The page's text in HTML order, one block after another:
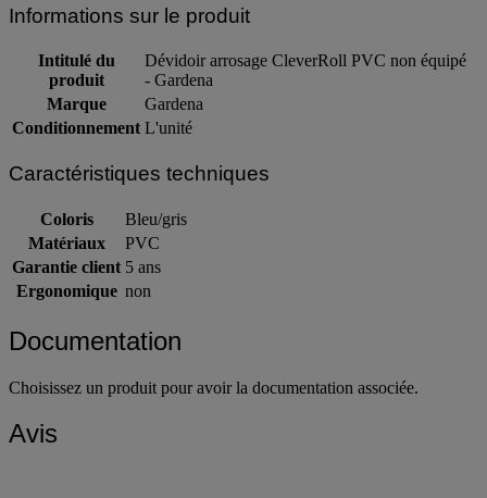
Informations sur le produit
Intitulé du
produit
Dévidoir arrosage CleverRoll PVC non équipé
- Gardena
Marque
Gardena
Caractéristiques techniques
Coloris
Bleu/gris
Matériaux
PVC
Garantie client 5 ans
Documentation
Avis